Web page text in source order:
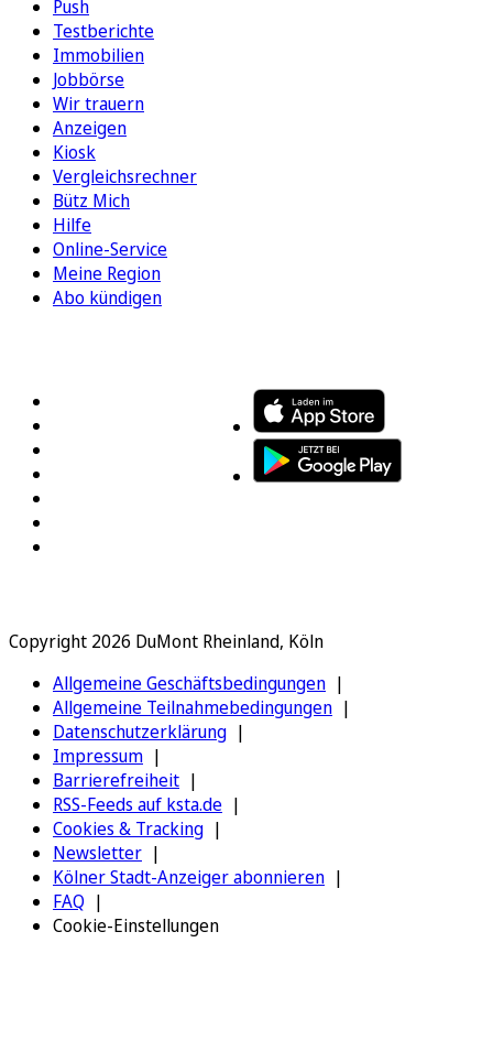
Push
Testberichte
Immobilien
Jobbörse
Wir trauern
Anzeigen
Kiosk
Vergleichsrechner
Bütz Mich
Hilfe
Online-Service
Meine Region
Abo kündigen
Copyright 2026 DuMont Rheinland, Köln
Allgemeine Geschäftsbedingungen
Allgemeine Teilnahmebedingungen
Datenschutzerklärung
Impressum
Barrierefreiheit
RSS-Feeds auf ksta.de
Cookies & Tracking
Newsletter
Kölner Stadt-Anzeiger abonnieren
FAQ
Cookie-Einstellungen